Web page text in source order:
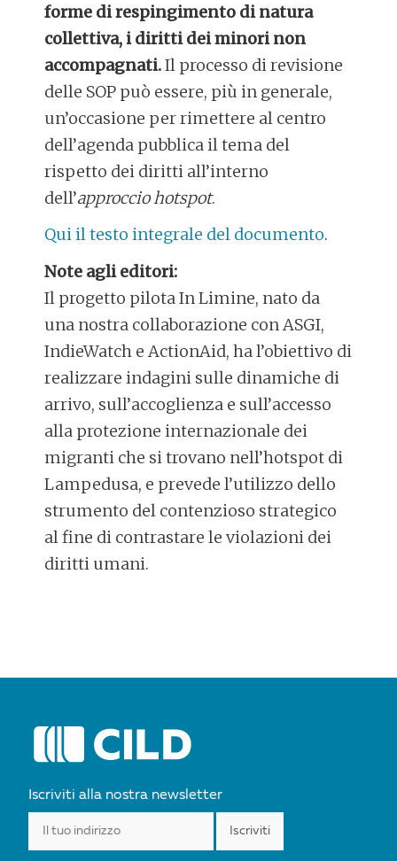
forme di respingimento di natura
collettiva, i diritti dei minori non
accompagnati.Il processo di revisione
delle SOP può essere, più in generale,
un’occasione per rimettere al centro
dell’agenda pubblica il tema del
rispetto dei diritti all’interno
dell’approccio hotspot.
Qui il testo integrale del documento.
Note agli editori:
Il progetto pilota In Limine, nato da
una nostra collaborazione con ASGI,
IndieWatch e ActionAid, ha l’obiettivo di
realizzare indagini sulle dinamiche di
arrivo, sull’accoglienza e sull’accesso
alla protezione internazionale dei
migranti che si trovano nell’hotspot di
Lampedusa, e prevede l’utilizzo dello
strumento del contenzioso strategico
al fine di contrastare le violazioni dei
diritti umani.
POST
Iscriviti alla nostra newsletter